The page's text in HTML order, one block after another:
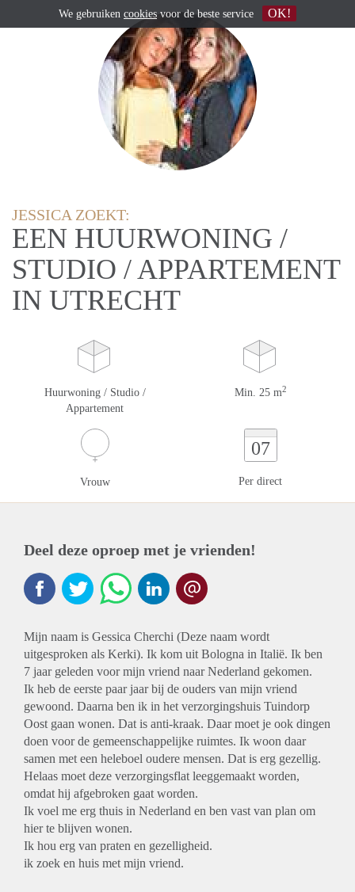
JESSICA ZOEKT:
EEN HUURWONING /
STUDIO / APPARTEMENT
IN UTRECHT
Huurwoning / Studio /
Appartement
Min. 25 m2
Vrouw
07
Per direct
Deel deze oproep met je vrienden!
Mijn naam is Gessica Cherchi (Deze naam wordt
uitgesproken als Kerki). Ik kom uit Bologna in Italië. Ik ben
7 jaar geleden voor mijn vriend naar Nederland gekomen.
Ik heb de eerste paar jaar bij de ouders van mijn vriend
gewoond. Daarna ben ik in het verzorgingshuis Tuindorp
Oost gaan wonen. Dat is anti-kraak. Daar moet je ook dingen
doen voor de gemeenschappelijke ruimtes. Ik woon daar
samen met een heleboel oudere mensen. Dat is erg gezellig.
Helaas moet deze verzorgingsflat leeggemaakt worden,
omdat hij afgebroken gaat worden.
Ik voel me erg thuis in Nederland en ben vast van plan om
hier te blijven wonen.
Ik hou erg van praten en gezelligheid.
ik zoek en huis met mijn vriend.
We gebruiken cookiesvoor de beste service OK!